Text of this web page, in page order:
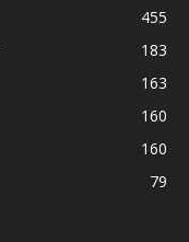
455
183
163
160
160
79